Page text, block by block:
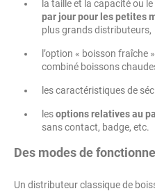
la taille et la capacité ou
par jour pour les petites
plus grands distributeurs,
l’option « boisson fraîche
combiné boissons
les caractéristiques de
lesoptions relatives au
sans contact, badge, etc.
Des modes de
Un distributeur classique de